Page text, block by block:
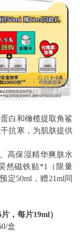
和橄榄提取角鲨
抗寒，为肌肤提供
高保湿精华爽肤水
然磁铁贴*1（限量
定50ml，赠21ml同
，每片19ml）
盒